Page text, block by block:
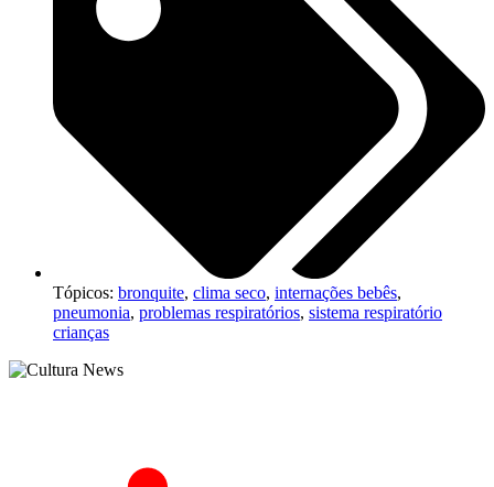
Tópicos: bronquite, clima seco, internações bebês,
pneumonia, problemas respiratórios, sistema respiratório
crianças